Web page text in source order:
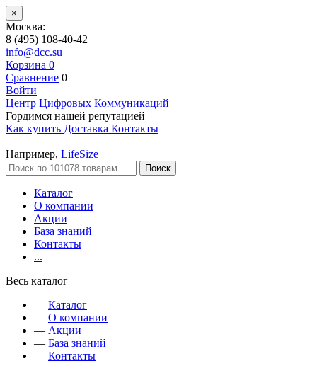
×
Москва:
8 (495) 108-40-42
info@dcc.su
Корзина 0
Сравнение 0
Войти
Центр Цифровых Коммуникаций
Гордимся нашей репутацией
Как купить Доставка Контакты
Например, LifeSize
Поиск
Каталог
О компании
Акции
База знаний
Контакты
...
Весь каталог
— Каталог
— О компании
— Акции
— База знаний
— Контакты